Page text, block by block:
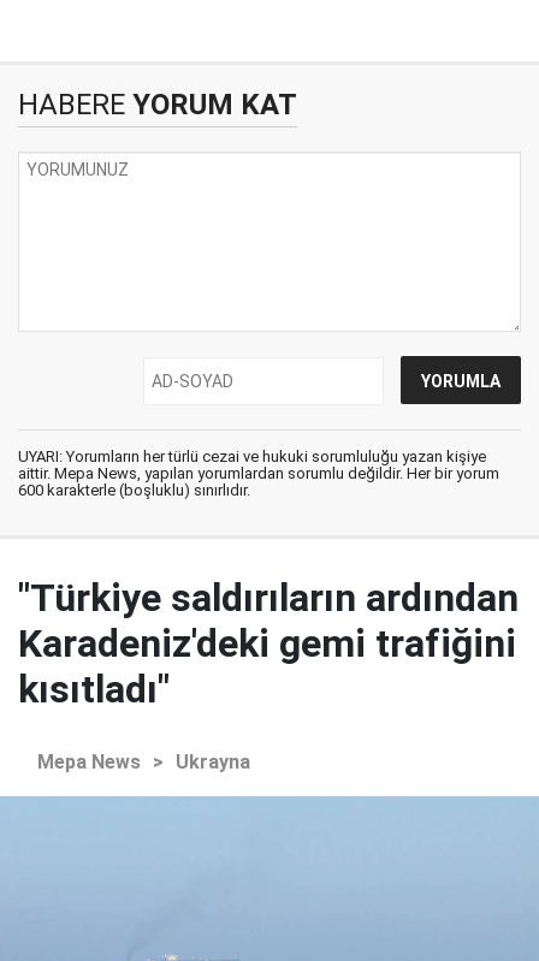
HABERE YORUM KAT
UYARI: Yorumların her türlü cezai ve hukuki sorumluluğu yazan kişiye
aittir. Mepa News, yapılan yorumlardan sorumlu değildir. Her bir yorum
600 karakterle (boşluklu) sınırlıdır.
"Türkiye saldırıların ardından
Karadeniz'deki gemi trafiğini
kısıtladı"
Mepa News > Ukrayna